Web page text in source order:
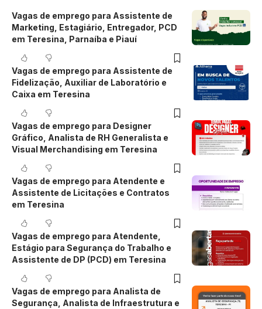
Vagas de emprego para Assistente de
Marketing, Estagiário, Entregador, PCD
em Teresina, Parnaíba e Piauí
Vagas de emprego para Assistente de
Fidelização, Auxiliar de Laboratório e
Caixa em Teresina
Vagas de emprego para Designer
Gráfico, Analista de RH Generalista e
Visual Merchandising em Teresina
Vagas de emprego para Atendente e
Assistente de Licitações e Contratos
em Teresina
Vagas de emprego para Atendente,
Estágio para Segurança do Trabalho e
Assistente de DP (PCD) em Teresina
Vagas de emprego para Analista de
Segurança, Analista de Infraestrutura e